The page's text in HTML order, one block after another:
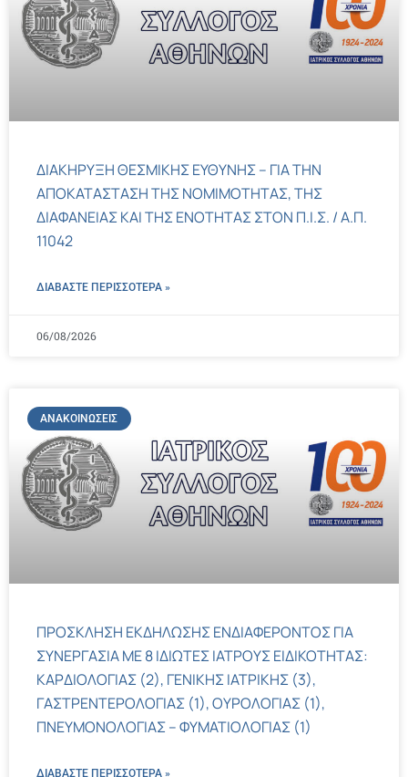
ΔΙΑΚΗΡΥΞΗ ΘΕΣΜΙΚΗΣ ΕΥΘΥΝΗΣ – ΓΙΑ ΤΗΝ
ΑΠΟΚΑΤΑΣΤΑΣΗ ΤΗΣ ΝΟΜΙΜΟΤΗΤΑΣ, ΤΗΣ
ΔΙΑΦΑΝΕΙΑΣ ΚΑΙ ΤΗΣ ΕΝΟΤΗΤΑΣ ΣΤΟΝ Π.Ι.Σ. / Α.Π.
11042
ΔΙΑΒΑΣΤΕ ΠΕΡΙΣΣΌΤΕΡΑ »
06/08/2026
ΑΝΑΚΟΙΝΏΣΕΙΣ
ΠΡΟΣΚΛΗΣΗ ΕΚΔΗΛΩΣΗΣ ΕΝΔΙΑΦΕΡΟΝΤΟΣ ΓΙΑ
ΣΥΝΕΡΓΑΣΙΑ ΜΕ 8 ΙΔΙΩΤΕΣ ΙΑΤΡΟΥΣ ΕΙΔΙΚΟΤΗΤΑΣ:
ΚΑΡΔΙΟΛΟΓΙΑΣ (2), ΓΕΝΙΚΗΣ ΙΑΤΡΙΚΗΣ (3),
ΓΑΣΤΡΕΝΤΕΡΟΛΟΓΙΑΣ (1), ΟΥΡΟΛΟΓΙΑΣ (1),
ΠΝΕΥΜΟΝΟΛΟΓΙΑΣ – ΦΥΜΑΤΙΟΛΟΓΙΑΣ (1)
ΔΙΑΒΑΣΤΕ ΠΕΡΙΣΣΌΤΕΡΑ »